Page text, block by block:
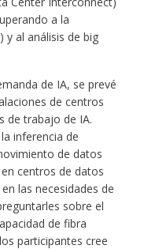
a la
y al análisis de big
de IA, se prevé
de centros
de trabajo de IA.
inferencia de
de datos
centros de datos
las necesidades de
sobre el
de fibra
participantes cree